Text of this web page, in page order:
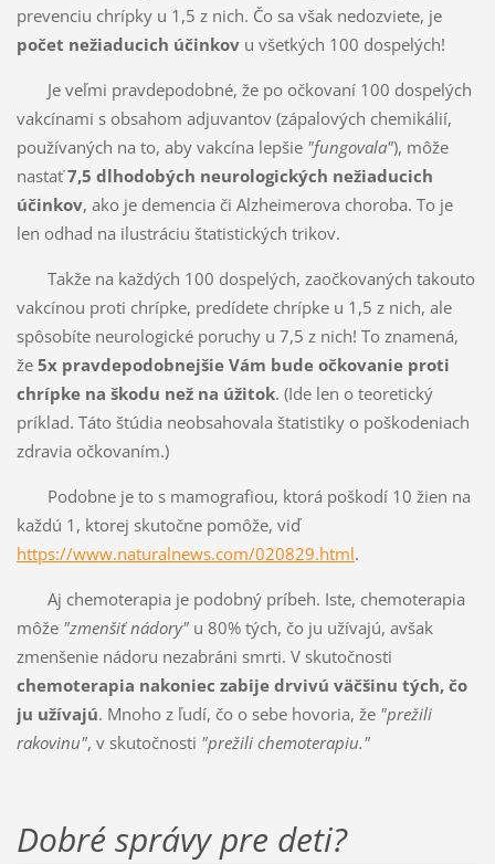
prevenciu chrípky u 1,5 z nich. Čo sa však nedozviete, je
počet nežiaducich účinkovu všetkých 100 dospelých!
Je veľmi pravdepodobné, že po očkovaní 100 dospelých
vakcínami s obsahom adjuvantov (zápalových chemikálií,
používaných na to, aby vakcína lepšie "fungovala"), môže
nastať7,5 dlhodobých neurologických nežiaducich
účinkov, ako je demencia či Alzheimerova choroba. To je
len odhad na ilustráciu štatistických trikov.
Takže na každých 100 dospelých, zaočkovaných takouto
vakcínou proti chrípke, predídete chrípke u 1,5 z nich, ale
spôsobíte neurologické poruchy u 7,5 z nich! To znamená,
že 5x pravdepodobnejšie Vám bude očkovanie proti
chrípke na škodu než na úžitok. (Ide len o teoretický
príklad. Táto štúdia neobsahovala štatistiky o poškodeniach
zdravia očkovaním.)
Podobne je to s mamografiou, ktorá poškodí 10 žien na
každú 1, ktorej skutočne pomôže, viď
https://www.naturalnews.com/020829.html.
Aj chemoterapia je podobný príbeh. Iste, chemoterapia
môže "zmenšiť nádory"u 80% tých, čo ju užívajú, avšak
zmenšenie nádoru nezabráni smrti. V skutočnosti
chemoterapia nakoniec zabije drvivú väčšinu tých, čo
ju užívajú. Mnoho z ľudí, čo o sebe hovoria, že "prežili
rakovinu", v skutočnosti "prežili chemoterapiu."
Dobré správy pre deti?